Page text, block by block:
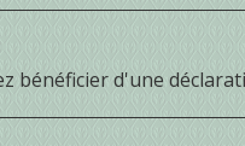
bénéficier d'une